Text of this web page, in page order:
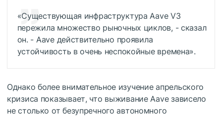
«Существующая инфраструктура Aave V3
пережила множество рыночных циклов, - сказал
он. - Aave действительно проявила
устойчивость в очень неспокойные времена».
Однако более внимательное изучение апрельского
кризиса показывает, что выживание Aave зависело
не столько от безупречного автономного